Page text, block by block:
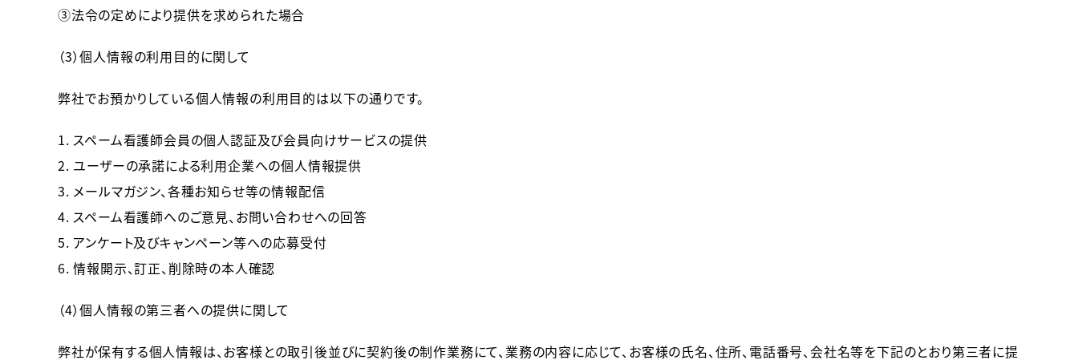
③法令の定めにより提供を求められた場合
（3）個人情報の利用目的に関して
弊社でお預かりしている個人情報の利用目的は以下の通りです。
1. スペーム看護師会員の個人認証及び会員向けサービスの提供
2. ユーザーの承諾による利用企業への個人情報提供
3. メールマガジン、各種お知らせ等の情報配信
4. スペーム看護師へのご意見、お問い合わせへの回答
5. アンケート及びキャンペーン等への応募受付
6. 情報開示、訂正、削除時の本人確認
（4）個人情報の第三者への提供に関して
弊社が保有する個人情報は、お客様との取引後並びに契約後の制作業務にて、業務の内容に応じて、お客様の氏名、住所、電話番号、会社名等を下記のとおり第三者に提